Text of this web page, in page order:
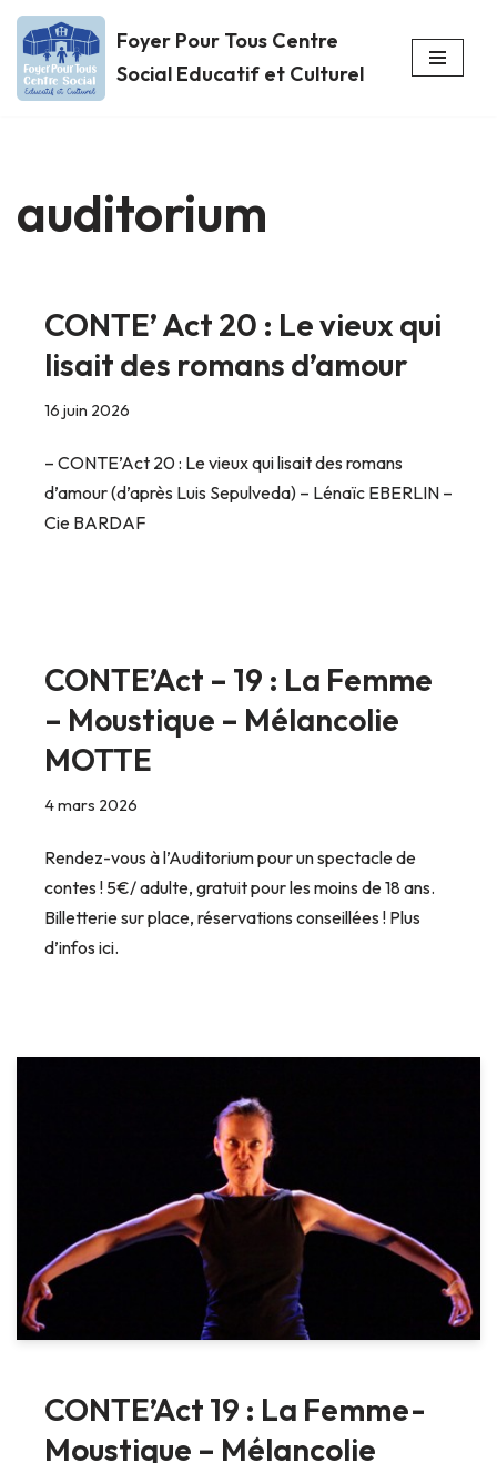
Aller
au
Foyer Pour Tous Centre
Social Educatif et Culturel
auditorium
CONTE’ Act 20 : Le vieux qui
lisait des romans d’amour
16 juin 2026
– CONTE’Act 20 : Le vieux qui lisait des romans
d’amour (d’après Luis Sepulveda) – Lénaïc EBERLIN –
Cie BARDAF
CONTE’Act – 19 : La Femme
– Moustique – Mélancolie
MOTTE
4 mars 2026
Rendez-vous à l’Auditorium pour un spectacle de
contes ! 5€/ adulte, gratuit pour les moins de 18 ans.
Billetterie sur place, réservations conseillées ! Plus
d’infos ici.
CONTE’Act 19 : La Femme-
Moustique – Mélancolie